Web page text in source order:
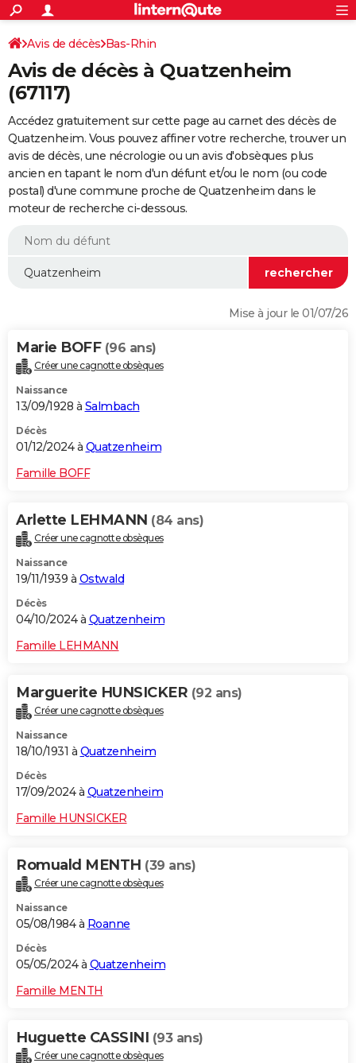
ACTUALITÉS
Politique
Société
Faits Divers
Education
Monde
Villes
+
SPORT
Coupe du monde 2026
Football
Tennis
Cyclisme
Rugby
Forum
FINANCE
Retraite
Impôts
Epargne
Immobilier
Risques naturels par ville
Banque
Assurance
Crédit
AUTO
Essais
Réserver un essai
Citadines
Berlines
SUV
Forum auto
+
HIGH-TECH
Mobiles
Meilleur smartphone
Internet
Ordinateurs
Jeux vidéo
Guide high-tech
+BRICOLAGE
Forum
Aménagement intérieur
Extérieur
Cuisine
Salle de bains
Jardinage
Rangement
WEEK-END
Guides de France
Escapades
Patrimoine
Expositions
Musées
Week-end nature
LIFESTYLE
Alimentation
Guide de la santé
Maladies
Médicaments
Sommeil
VOYAGE
Destinations
City break
Voyage nature
Voyage de noces
Forum
Climat
+PHOTO
GUIDES D'ACHAT
BONS PLANS
CARTE DE VOEUX
Dictionnaire
Biographies
Citations
Expressions
Proverbes
PROGRAMME TV
COPAINS D'AVANT
S'inscrire
Se connecter
Lycées
Collèges
Primaires
Universités
Entreprises
Service militaire
Avis de recherche
AVIS DE DÉCÈS
Connexion
Avis de décès Bas-Rhin
Avis de décès à Quatzenheim
(67117)
Accédez gratuitement sur cette page au carnet des décès de
Quatzenheim. Vous pouvez affiner votre recherche, trouver un
avis de décès, une nécrologie ou un avis d'obsèques plus
ancien en tapant le nom d'un défunt et/ou le nom (ou code
postal) d'une commune proche de Quatzenheim dans le
moteur de recherche ci-dessous.
Mise à jour le 01/07/26
Marie BOFF (96 ans)
Créer une cagnotte obsèques
Naissance
13/09/1928 à Salmbach
Décès
01/12/2024 à Quatzenheim
Famille BOFF
Arlette LEHMANN (84 ans)
Créer une cagnotte obsèques
Naissance
19/11/1939 à Ostwald
Décès
04/10/2024 à Quatzenheim
Famille LEHMANN
Marguerite HUNSICKER (92 ans)
Créer une cagnotte obsèques
Naissance
18/10/1931 à Quatzenheim
Décès
17/09/2024 à Quatzenheim
Famille HUNSICKER
Romuald MENTH (39 ans)
Créer une cagnotte obsèques
Naissance
05/08/1984 à Roanne
Décès
05/05/2024 à Quatzenheim
Famille MENTH
Huguette CASSINI (93 ans)
Créer une cagnotte obsèques